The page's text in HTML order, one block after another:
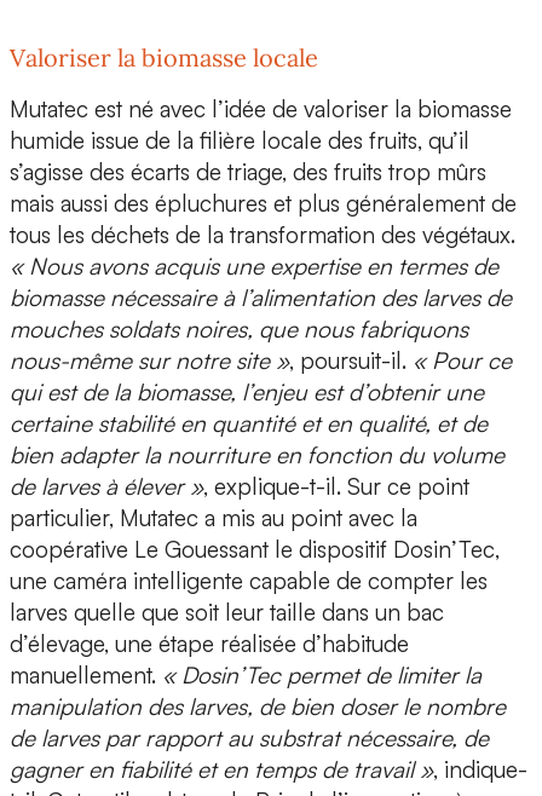
Valoriser la biomasse locale
Mutatec est né avec l’idée de valoriser la biomasse
humide issue de la filière locale des fruits, qu’il
s’agisse des écarts de triage, des fruits trop mûrs
mais aussi des épluchures et plus généralement de
tous les déchets de la transformation des végétaux.
« Nous avons acquis une expertise en termes de
biomasse nécessaire à l’alimentation des larves de
mouches soldats noires, que nous fabriquons
nous-même sur notre site », poursuit-il. « Pour ce
qui est de la biomasse, l’enjeu est d’obtenir une
certaine stabilité en quantité et en qualité, et de
bien adapter la nourriture en fonction du volume
de larves à élever », explique-t-il. Sur ce point
particulier, Mutatec a mis au point avec la
coopérative Le Gouessant le dispositif Dosin’Tec,
une caméra intelligente capable de compter les
larves quelle que soit leur taille dans un bac
d’élevage, une étape réalisée d’habitude
manuellement. « Dosin’Tec permet de limiter la
manipulation des larves, de bien doser le nombre
de larves par rapport au substrat nécessaire, de
gagner en fiabilité et en temps de travail », indique-